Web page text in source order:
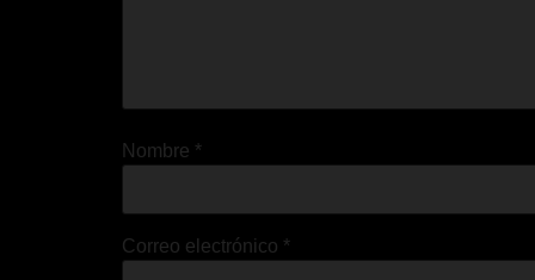
Nombre *
Correo electrónico *